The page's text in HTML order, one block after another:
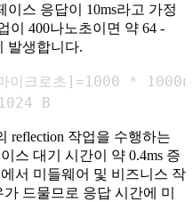
스 응답이 10ms라고 가정
이 400나노초이면 약 64 -
발생합니다.
B
reflection 작업을 수행하는
스 대기 시간이 약 0.4ms 증
서 미들웨어 및 비즈니스 작
드물므로 응답 시간에 미